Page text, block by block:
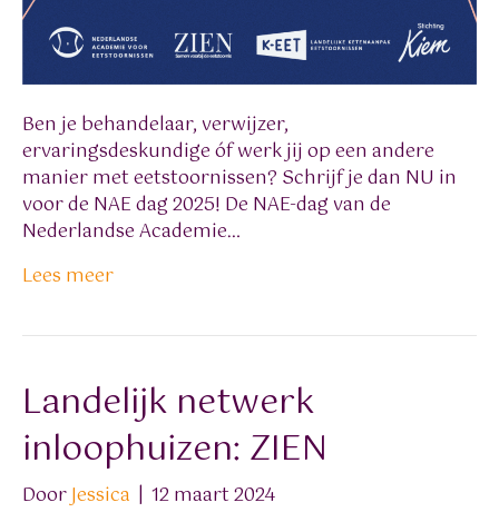
Ben je behandelaar, verwijzer,
ervaringsdeskundige óf werk jij op een andere
manier met eetstoornissen? Schrijf je dan NU in
voor de NAE dag 2025! De NAE-dag van de
Nederlandse Academie…
Lees meer
Landelijk netwerk
inloophuizen: ZIEN
DoorJessica | 12 maart 2024